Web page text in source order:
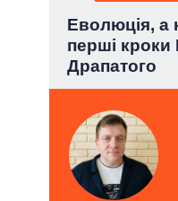
Еволюція, а
перші
Драпатого